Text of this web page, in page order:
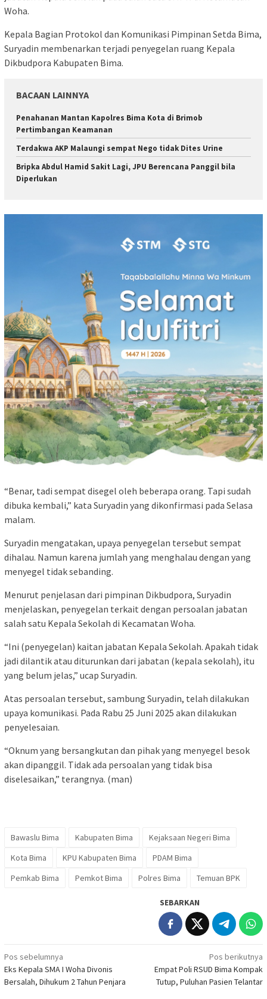
Woha.
Kepala Bagian Protokol dan Komunikasi Pimpinan Setda Bima,
Suryadin membenarkan terjadi penyegelan ruang Kepala
Dikbudpora Kabupaten Bima.
BACAAN LAINNYA
Penahanan Mantan Kapolres Bima Kota di Brimob
Pertimbangan Keamanan
Terdakwa AKP Malaungi sempat Nego tidak Dites Urine
Bripka Abdul Hamid Sakit Lagi, JPU Berencana Panggil bila
Diperlukan
“Benar, tadi sempat disegel oleh beberapa orang. Tapi sudah
dibuka kembali,” kata Suryadin yang dikonfirmasi pada Selasa
malam.
Suryadin mengatakan, upaya penyegelan tersebut sempat
dihalau. Namun karena jumlah yang menghalau dengan yang
menyegel tidak sebanding.
Menurut penjelasan dari pimpinan Dikbudpora, Suryadin
menjelaskan, penyegelan terkait dengan persoalan jabatan
salah satu Kepala Sekolah di Kecamatan Woha.
“Ini (penyegelan) kaitan jabatan Kepala Sekolah. Apakah tidak
jadi dilantik atau diturunkan dari jabatan (kepala sekolah), itu
yang belum jelas,” ucap Suryadin.
Atas persoalan tersebut, sambung Suryadin, telah dilakukan
upaya komunikasi. Pada Rabu 25 Juni 2025 akan dilakukan
penyelesaian.
“Oknum yang bersangkutan dan pihak yang menyegel besok
akan dipanggil. Tidak ada persoalan yang tidak bisa
diselesaikan,” terangnya. (man)
Bawaslu Bima Kabupaten Bima
Kejaksaan Negeri Bima
Kota Bima
KPU Kabupaten Bima
PDAM Bima
Pemkab Bima
Pemkot Bima Polres Bima Temuan BPK
SEBARKAN
Navigasi
pos
Pos sebelumnya
Eks Kepala SMA I Woha Divonis
Bersalah, Dihukum 2 Tahun Penjara
Pos berikutnya
Empat Poli RSUD Bima Kompak
Tutup, Puluhan Pasien Telantar